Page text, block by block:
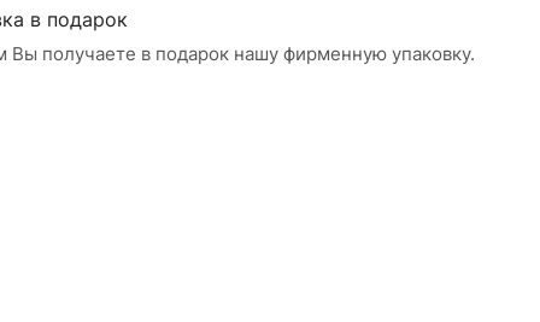
в подарок
Вы получаете в подарок нашу фирменную упаковку.